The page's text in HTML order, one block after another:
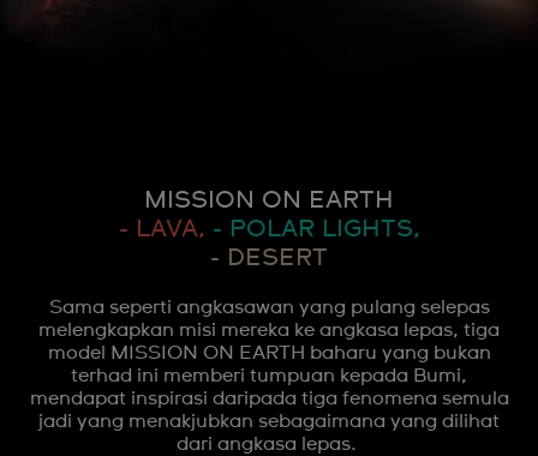
MISSION ON EARTH
- LAVA, - POLAR LIGHTS,
- DESERT
Sama seperti angkasawan yang pulang selepas
melengkapkan misi mereka ke angkasa lepas, tiga
model MISSION ON EARTH baharu yang bukan
terhad ini memberi tumpuan kepada Bumi,
mendapat inspirasi daripada tiga fenomena semula
jadi yang menakjubkan sebagaimana yang dilihat
dari angkasa lepas.